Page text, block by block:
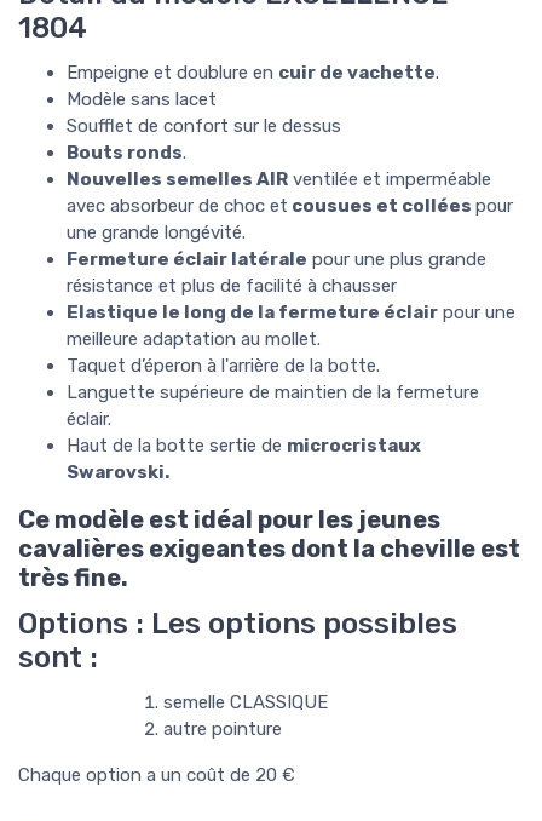
1804
Empeigne et doublure en cuir de vachette.
Modèle sans lacet
Soufflet de confort sur le dessus
Bouts ronds.
Nouvelles semelles AIR ventilée et imperméable
avec absorbeur de choc et cousues et collées pour
une grande longévité.
Fermeture éclair latérale pour une plus grande
résistance et plus de facilité à chausser
Elastique le long de la fermeture éclair pour une
meilleure adaptation au mollet.
Taquet d’éperon à l'arrière de la botte.
Languette supérieure de maintien de la fermeture
éclair.
Haut de la botte sertie de microcristaux
Swarovski.
Ce modèle est idéal pour les jeunes
cavalières exigeantes dont la cheville est
très fine.
Options : Les options possibles
sont :
semelle CLASSIQUE
autre pointure
Chaque option a un coût de 20 €